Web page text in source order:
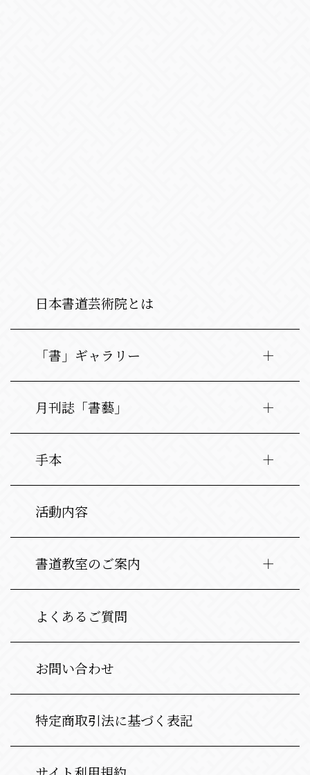
日本書道芸術院とは
「書」ギャラリー
月刊誌「書藝」
手本
活動内容
書道教室のご案内
よくあるご質問
お問い合わせ
特定商取引法に基づく表記